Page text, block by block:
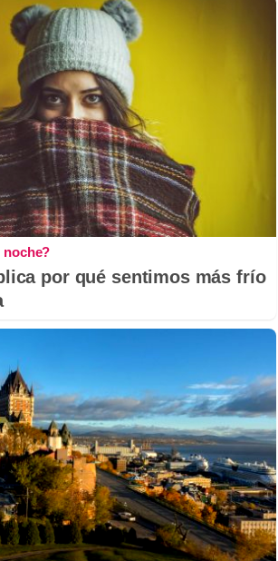
noche?
por qué sentimos más frío